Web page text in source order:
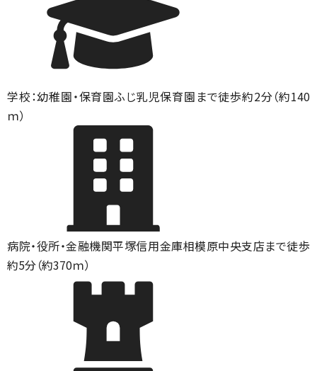
学校：幼稚園・保育園ふじ乳児保育園まで徒歩約2分（約140
ｍ）
病院・役所・金融機関平塚信用金庫相模原中央支店まで徒歩
約5分（約370ｍ）